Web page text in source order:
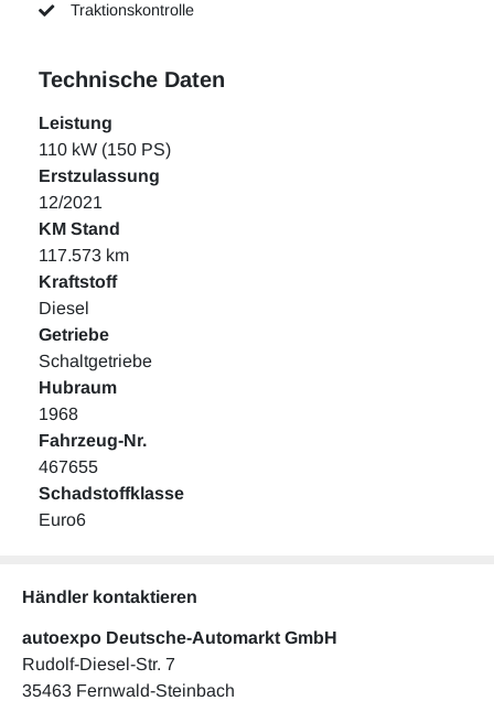
Traktionskontrolle
Technische Daten
Leistung
110 kW (150 PS)
Erstzulassung
12/2021
KM Stand
117.573 km
Kraftstoff
Diesel
Getriebe
Schaltgetriebe
Hubraum
1968
Fahrzeug-Nr.
467655
Schadstoffklasse
Euro6
Händler kontaktieren
autoexpo Deutsche-Automarkt GmbH
Rudolf-Diesel-Str. 7
35463 Fernwald-Steinbach